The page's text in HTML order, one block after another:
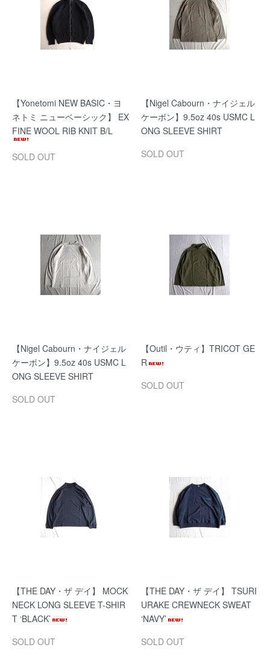
【Yonetomi NEW BASIC・ヨ
ネトミ ニューベーシック】 EX
FINE WOOL RIB KNIT B/L
SOLD OUT
【Nigel Cabourn・ナイジェル
ケーボン】9.5oz 40s USMC L
ONG SLEEVE SHIRT
SOLD OUT
【Nigel Cabourn・ナイジェル
ケーボン】9.5oz 40s USMC L
ONG SLEEVE SHIRT
SOLD OUT
【Outil・ウティ】TRICOT GE
R
SOLD OUT
【THE DAY・ザ デイ】 MOCK
NECK LONG SLEEVE T-SHIR
T ‘BLACK’
SOLD OUT
【THE DAY・ザ デイ】 TSURI
URAKE CREWNECK SWEAT
‘NAVY’
SOLD OUT